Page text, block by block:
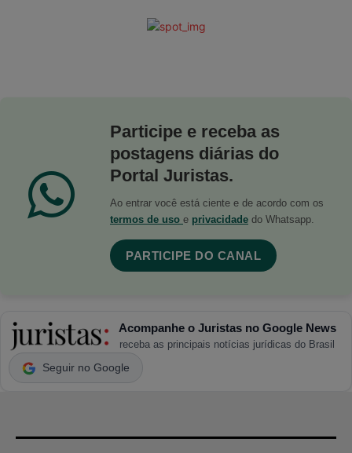
Participe e receba as
postagens diárias do
Portal Juristas.
Ao entrar você está ciente e de acordo com os
termos de uso e privacidade do Whatsapp.
PARTICIPE DO CANAL
Acompanhe o Juristas no Google News
receba as principais notícias jurídicas do Brasil
Seguir no Google